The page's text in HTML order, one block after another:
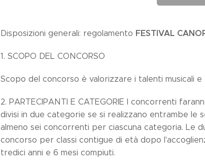
Disposizioni generali: regolamento FESTIVAL
1. SCOPO DEL CONCORSO
Scopo del concorso è valorizzare i talenti musicali
2. PARTECIPANTI E CATEGORIE I concorrenti
divisi in due categorie se si realizzano entrambe le
almeno sei concorrenti per ciascuna categoria. Le
concorso per classi contigue di età dopo
tredici anni e 6 mesi compiuti.